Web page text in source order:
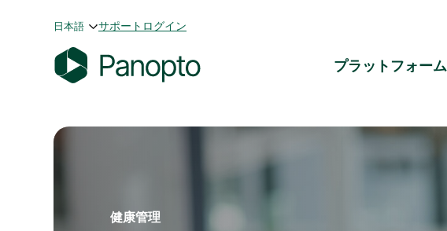
日本語 サポート ログイン
n
プラットフォーム
健康管理